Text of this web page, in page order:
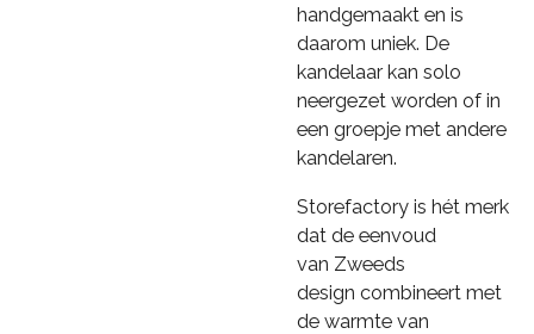
handgemaakt en is
daarom uniek. De
kandelaar kan solo
neergezet worden of in
een groepje met andere
kandelaren.
Storefactory is hét merk
dat de eenvoud
van Zweeds
design combineert met
de warmte van